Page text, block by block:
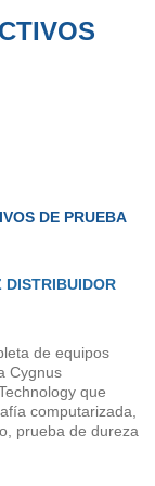
DE PRUEBA
DISTRIBUIDOR
de equipos
Cygnus
que
computarizada,
prueba de dureza